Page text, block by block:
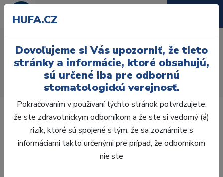
D42, A4
Zuby
AcryRock
AcryRock 1x28 S52-I52-D42, A4
HUFA.CZ
Dovoľujeme si Vás upozorniť, že tieto
stránky a informácie, ktoré obsahujú,
sú určené iba pre odbornú
stomatologickú verejnosť.
Pokračovaním v používaní týchto stránok potvrdzujete,
že ste zdravotníckym odborníkom a že ste si vedomý (á)
rizík, ktoré sú spojené s tým, že sa zoznámite s
informáciami takto určenými pre prípad, že odborníkom
nie ste